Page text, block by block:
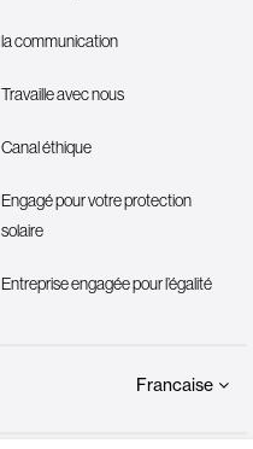
la communication
Travaille avec nous
Canal éthique
Engagé pour votre protection
solaire
Entreprise engagée pour l’égalité
Francaise